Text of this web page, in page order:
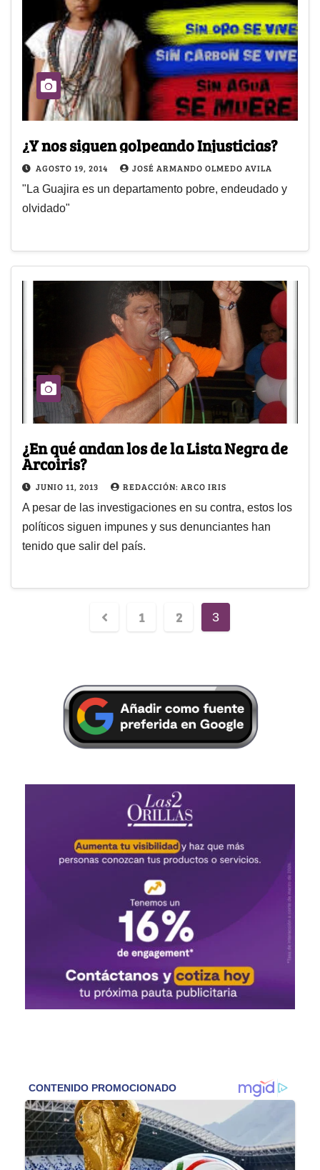
¿Y nos siguen golpeando Injusticias?
AGOSTO 19, 2014 JOSÉ ARMANDO OLMEDO AVILA
"La Guajira es un departamento pobre, endeudado y
olvidado"
¿En qué andan los de la Lista Negra de
Arcoiris?
JUNIO 11, 2013 REDACCIÓN: ARCO IRIS
A pesar de las investigaciones en su contra, estos los
políticos siguen impunes y sus denunciantes han
tenido que salir del país.
1 2 3